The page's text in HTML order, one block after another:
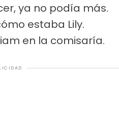
ya no podía más.
estaba Lily.
en la comisaría.